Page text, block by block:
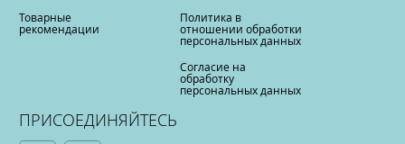
Товарные
рекомендации
Политика в
отношении обработки
персональных данных
Согласие на
обработку
персональных данных
ПРИСОЕДИНЯЙТЕСЬ